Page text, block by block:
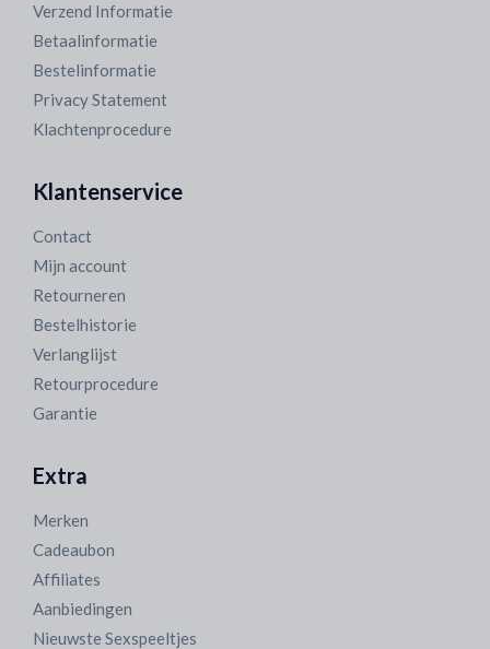
Verzend Informatie
Betaalinformatie
Bestelinformatie
Privacy Statement
Klachtenprocedure
Klantenservice
Contact
Mijn account
Retourneren
Bestelhistorie
Verlanglijst
Retourprocedure
Garantie
Extra
Merken
Cadeaubon
Affiliates
Aanbiedingen
Nieuwste Sexspeeltjes